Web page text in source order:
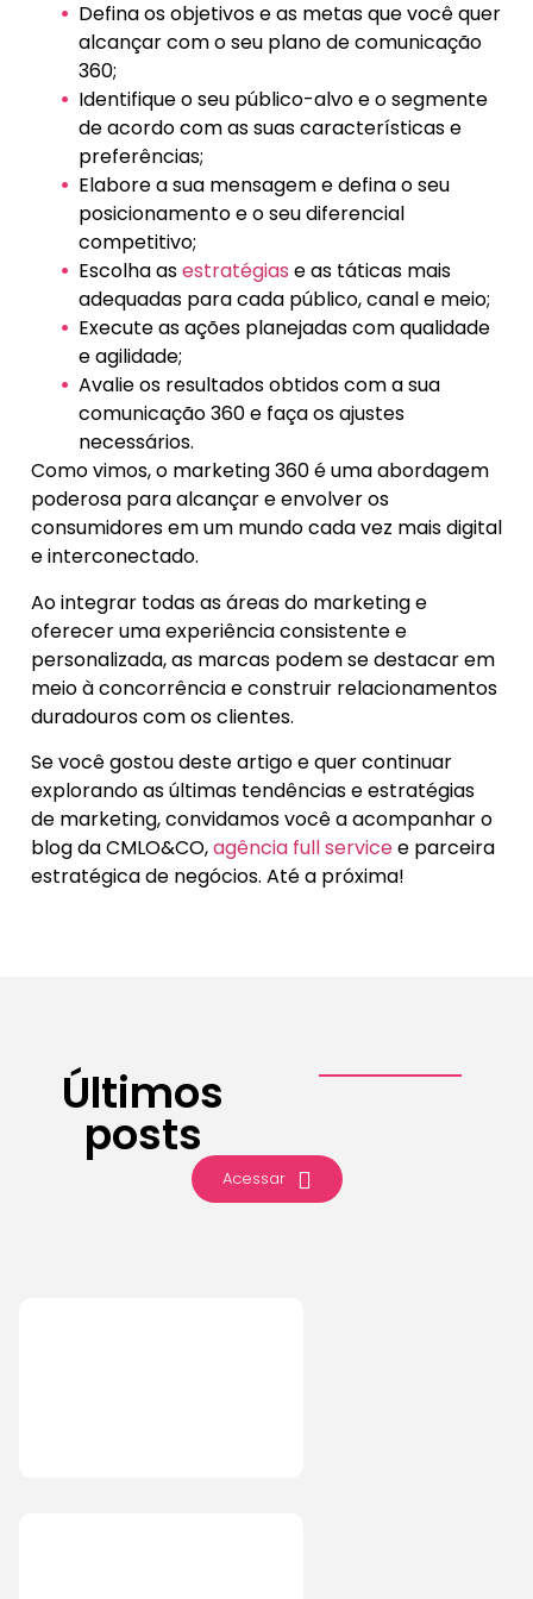
Defina os objetivos e as metas que você quer
alcançar com o seu plano de comunicação
360;
Identifique o seu público-alvo e o segmente
de acordo com as suas características e
preferências;
Elabore a sua mensagem e defina o seu
posicionamento e o seu diferencial
competitivo;
Escolha asestratégias e as táticas mais
adequadas para cada público, canal e meio;
Execute as ações planejadas com qualidade
e agilidade;
Avalie os resultados obtidos com a sua
comunicação 360 e faça os ajustes
necessários.
Como vimos, o marketing 360 é uma abordagem
poderosa para alcançar e envolver os
consumidores em um mundo cada vez mais digital
e interconectado.
Ao integrar todas as áreas do marketing e
oferecer uma experiência consistente e
personalizada, as marcas podem se destacar em
meio à concorrência e construir relacionamentos
duradouros com os clientes.
Se você gostou deste artigo e quer continuar
explorando as últimas tendências e estratégias
de marketing, convidamos você a acompanhar o
blog da CMLO&CO,agência full servicee parceira
estratégica de negócios. Até a próxima!
Últimos
posts
Acessar